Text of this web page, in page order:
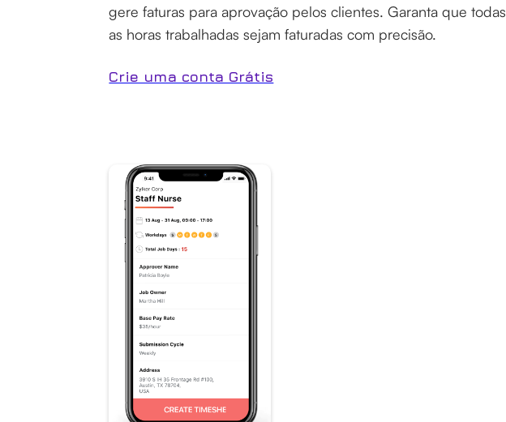
gere faturas para aprovação pelos clientes. Garanta que todas
as horas trabalhadas sejam faturadas com precisão.
Crie uma conta Grátis